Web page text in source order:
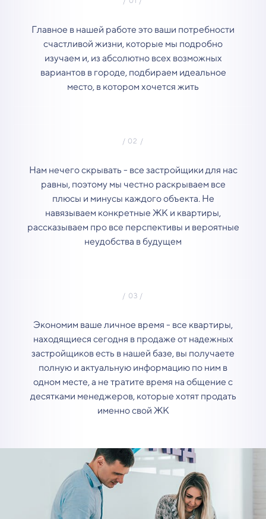
Главное в нашей работе это ваши потребности
счастливой жизни, которые мы подробно
изучаем и, из абсолютно всех возможных
вариантов в городе, подбираем идеальное
место, в котором хочется жить
Нам нечего скрывать - все застройщики для нас
равны, поэтому мы честно раскрываем все
плюсы и минусы каждого объекта. Не
навязываем конкретные ЖК и квартиры,
рассказываем про все перспективы и вероятные
неудобства в будущем
Экономим ваше личное время - все квартиры,
находящиеся сегодня в продаже от надежных
застройщиков есть в нашей базе, вы получаете
полную и актуальную информацию по ним в
одном месте, а не тратите время на общение с
десятками менеджеров, которые хотят продать
именно свой ЖК